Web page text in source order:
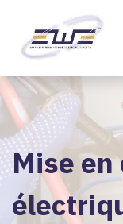
Mise